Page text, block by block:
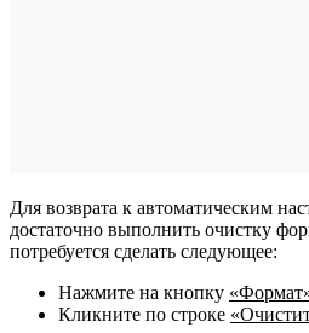
Для возврата к автоматическим
достаточно выполнить очистку
потребуется сделать следующее:
Нажмите на кнопку
Кликните по строке